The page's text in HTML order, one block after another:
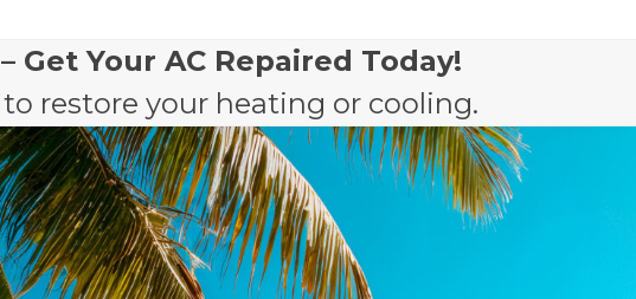
Get Your AC Repaired Today!
restore your heating or cooling.